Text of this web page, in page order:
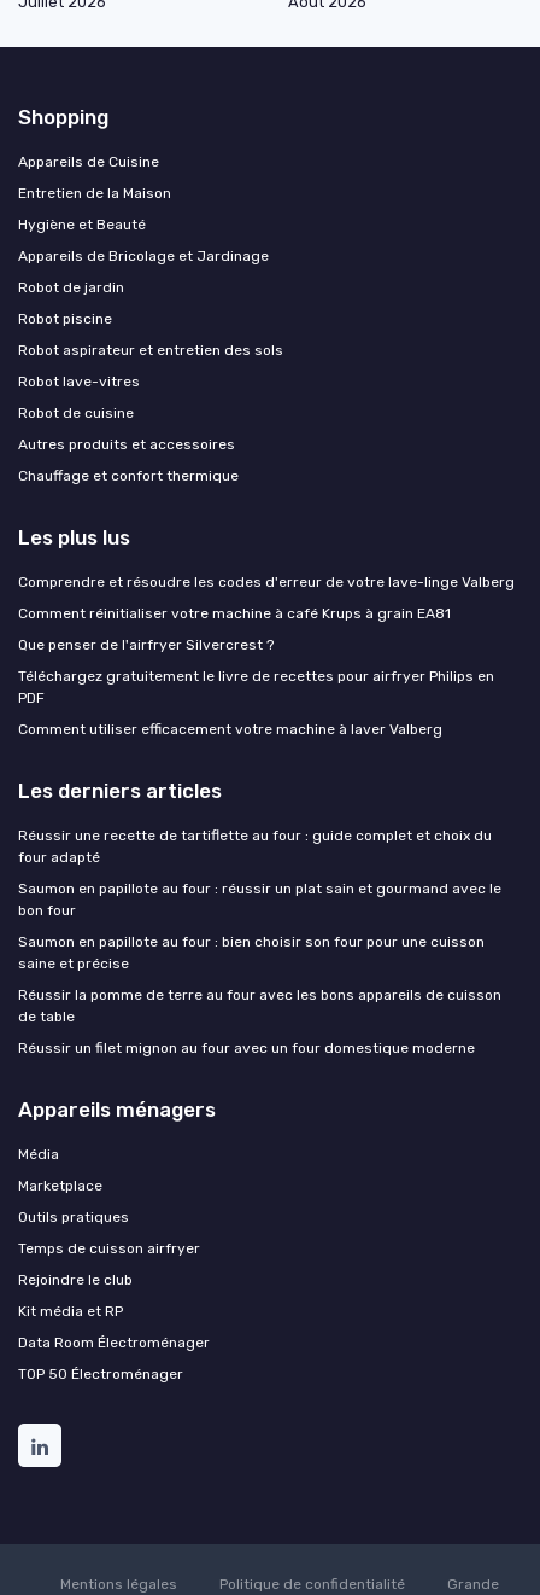
Shopping
Appareils de Cuisine
Entretien de la Maison
Hygiène et Beauté
Appareils de Bricolage et Jardinage
Robot de jardin
Robot piscine
Robot aspirateur et entretien des sols
Robot lave-vitres
Robot de cuisine
Autres produits et accessoires
Chauffage et confort thermique
Les plus lus
Comprendre et résoudre les codes d'erreur de votre lave-linge Valberg
Comment réinitialiser votre machine à café Krups à grain EA81
Que penser de l'airfryer Silvercrest ?
Téléchargez gratuitement le livre de recettes pour airfryer Philips en
PDF
Comment utiliser efficacement votre machine à laver Valberg
Les derniers articles
Réussir une recette de tartiflette au four : guide complet et choix du
four adapté
Saumon en papillote au four : réussir un plat sain et gourmand avec le
bon four
Saumon en papillote au four : bien choisir son four pour une cuisson
saine et précise
Réussir la pomme de terre au four avec les bons appareils de cuisson
de table
Réussir un filet mignon au four avec un four domestique moderne
Appareils ménagers
Média
Marketplace
Outils pratiques
Temps de cuisson airfryer
Rejoindre le club
Kit média et RP
Data Room Électroménager
TOP 50 Électroménager
Mentions légales Politique de confidentialité
Grande